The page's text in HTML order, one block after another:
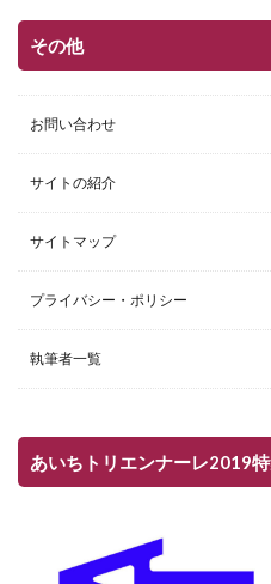
その他
お問い合わせ
サイトの紹介
サイトマップ
プライバシー・ポリシー
執筆者一覧
あいちトリエンナーレ2019